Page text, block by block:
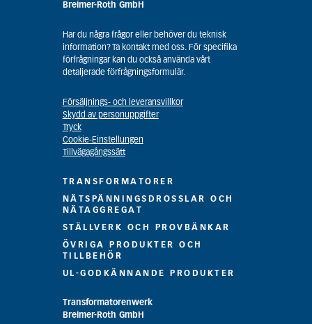
Breimer-Roth GmbH
Har du några frågor eller behöver du teknisk
information? Ta kontakt med oss. För specifika
förfrågningar kan du också använda vårt
detaljerade förfrågningsformulär.
Försäljnings- och leveransvillkor
Skydd av personuppgifter
Tryck
Cookie-Einstellungen
Tillvägagångssätt
TRANSFORMATORER
NÄTSPÄNNINGSDROSSLAR OCH
NÄTAGGREGAT
STÄLLVERK OCH PROVBÄNKAR
ÖVRIGA PRODUKTER OCH
TILLBEHÖR
UL-GODKÄNNANDE PRODUKTER
Transformatorenwerk
Breimer-Roth GmbH